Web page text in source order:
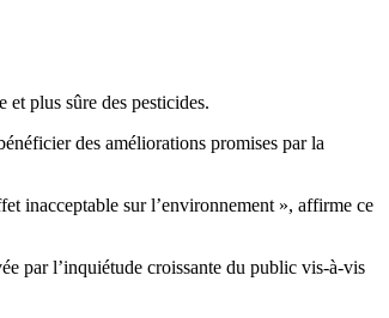
plus sûre des pesticides.
des améliorations promises par la
inacceptable sur l’environnement », affirme ce
par l’inquiétude croissante du public vis-à-vis